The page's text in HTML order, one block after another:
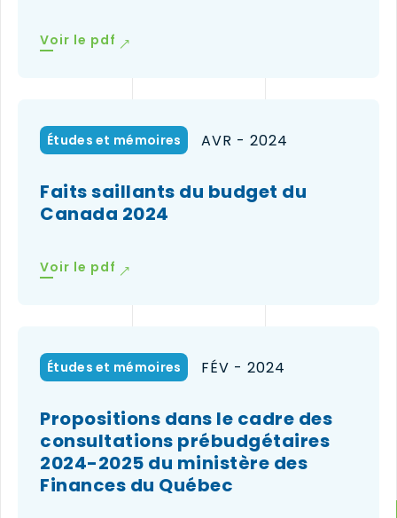
Voir le pdf (le
nouvelle
fenêtre)
Études et mémoires AVR - 2024
Faits saillants du budget du
Canada 2024
Voir le pdf (le
nouvelle
fenêtre)
Études et mémoires FÉV - 2024
Propositions dans le cadre des
consultations prébudgétaires
2024-2025 du ministère des
Finances du Québec